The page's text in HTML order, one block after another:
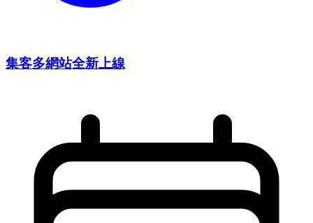
集客多網站全新上線